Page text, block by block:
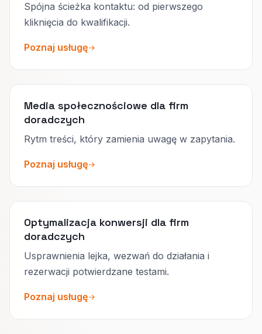
Spójna ścieżka kontaktu: od pierwszego
kliknięcia do kwalifikacji.
Poznaj usługę
Media społecznościowe dla firm
doradczych
Rytm treści, który zamienia uwagę w zapytania.
Poznaj usługę
Optymalizacja konwersji dla firm
doradczych
Usprawnienia lejka, wezwań do działania i
rezerwacji potwierdzane testami.
Poznaj usługę